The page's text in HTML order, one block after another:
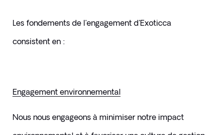
Les fondements de l'engagement d'Exoticca
consistent en :
Engagement environnemental
Nous nous engageons à minimiser notre impact